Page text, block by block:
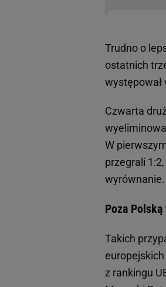
Trudno o
ostatnich
występował
Czwarta
W
przegrali
wyrównanie.
Poza
Takich
z rankingu